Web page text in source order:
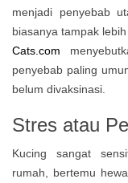
menjadi penyebab
biasanya tampak
Cats.com
penyebab paling
belum divaksinasi.
Stres atau
Kucing sangat
rumah, bertemu